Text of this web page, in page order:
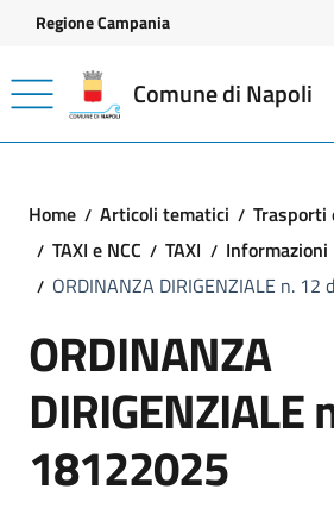
Vai ai contenuti
Vai al footer
Regione Campania
Comune di Napoli
Home Articoli tematici
TAXI e NCC
TAXI
ORDINANZA DIRIGENZIALE n.
ORDINANZA
DIRIGENZIALE
18122025